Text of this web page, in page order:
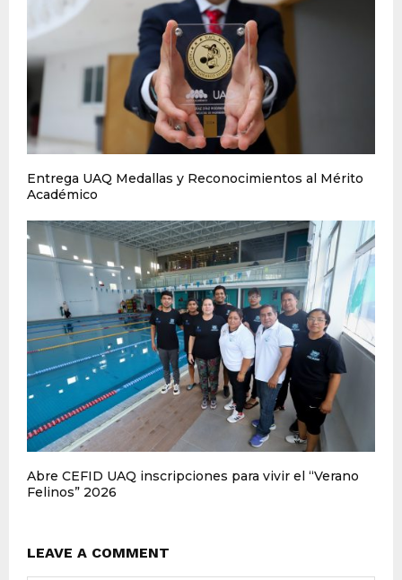
Entrega UAQ Medallas y Reconocimientos al Mérito
Académico
Abre CEFID UAQ inscripciones para vivir el “Verano
Felinos” 2026
LEAVE A COMMENT